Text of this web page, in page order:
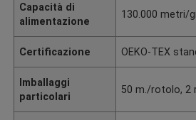
Capacità di
alimentazione
130.000 metri/
Certificazione OEKO-TEX
Imballaggi
particolari
50 m./rotolo, 2